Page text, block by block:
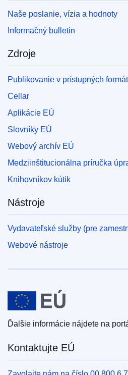
Naše poslanie, vízia a hodnoty
Informačný bulletin
Zdroje
Publikovanie v prístupných
Cellar
Aplikácie EÚ
Slovníky EÚ
Webový archív EÚ
Medziinštitucionálna príručka
Knihovníkov kútik
Nástroje
Vydavateľské služby (pre
Webové nástroje
Európska únia
Ďalšie informácie nájdete na
Kontaktujte EÚ